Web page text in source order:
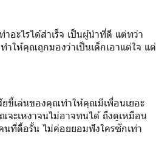
อะไรได้สำเร็จ เป็นผู้นำที่ดี แต่ทว่า
ให้คุณถูกมองว่าเป็นเด็กเอาแต่ใจ แต่
ยขี้เล่นของคุณทำให้คุณมีเพื่อนเยอะ
จะเหงาจนไม่อาจทนได้ ถึงดูเหมือน
นที่ดื้อรั้น ไม่ค่อยยอมฟังใครซักเท่า